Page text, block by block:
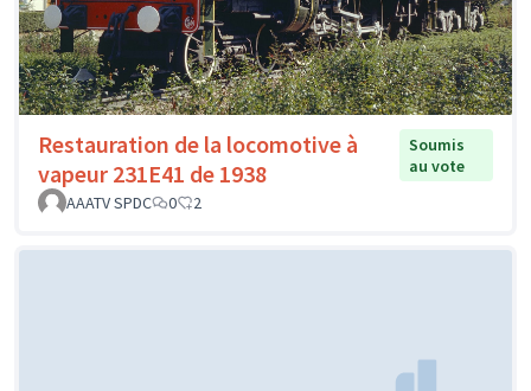
Restauration de la locomotive à
vapeur 231E41 de 1938
Soumis
au vote
AAATV SPDC
0 2